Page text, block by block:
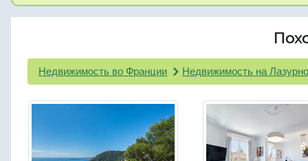
Недвижимость во Франции Недвижимость на